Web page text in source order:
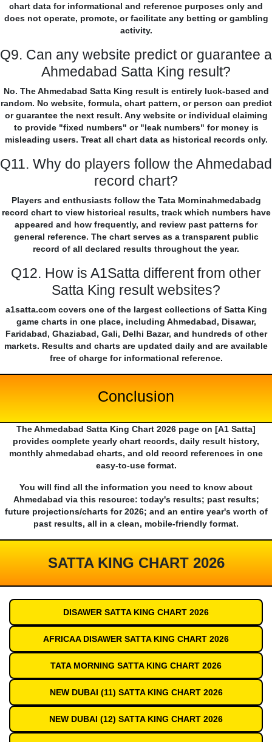
chart data for informational and reference purposes only and
does not operate, promote, or facilitate any betting or gambling
activity.
Q9. Can any website predict or guarantee a
Ahmedabad Satta King result?
No. The Ahmedabad Satta King result is entirely luck-based and
random. No website, formula, chart pattern, or person can predict
or guarantee the next result. Any website or individual claiming
to provide "fixed numbers" or "leak numbers" for money is
misleading users. Treat all chart data as historical records only.
Q11. Why do players follow the Ahmedabad
record chart?
Players and enthusiasts follow the Tata Morninahmedabadg
record chart to view historical results, track which numbers have
appeared and how frequently, and review past patterns for
general reference. The chart serves as a transparent public
record of all declared results throughout the year.
Q12. How is A1Satta different from other
Satta King result websites?
a1satta.com covers one of the largest collections of Satta King
game charts in one place, including Ahmedabad, Disawar,
Faridabad, Ghaziabad, Gali, Delhi Bazar, and hundreds of other
markets. Results and charts are updated daily and are available
free of charge for informational reference.
Conclusion
The Ahmedabad Satta King Chart 2026 page on [A1 Satta]
provides complete yearly chart records, daily result history,
monthly ahmedabad charts, and old record references in one
easy-to-use format.
You will find all the information you need to know about
Ahmedabad via this resource: today's results; past results;
future projections/charts for 2026; and an entire year's worth of
past results, all in a clean, mobile-friendly format.
SATTA KING CHART 2026
DISAWER SATTA KING CHART 2026
AFRICAA DISAWER SATTA KING CHART 2026
TATA MORNING SATTA KING CHART 2026
NEW DUBAI (11) SATTA KING CHART 2026
NEW DUBAI (12) SATTA KING CHART 2026